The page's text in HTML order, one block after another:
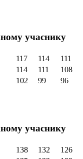
учаснику
117 114 111
114 111 108
102 99 96
учаснику
138 132 126